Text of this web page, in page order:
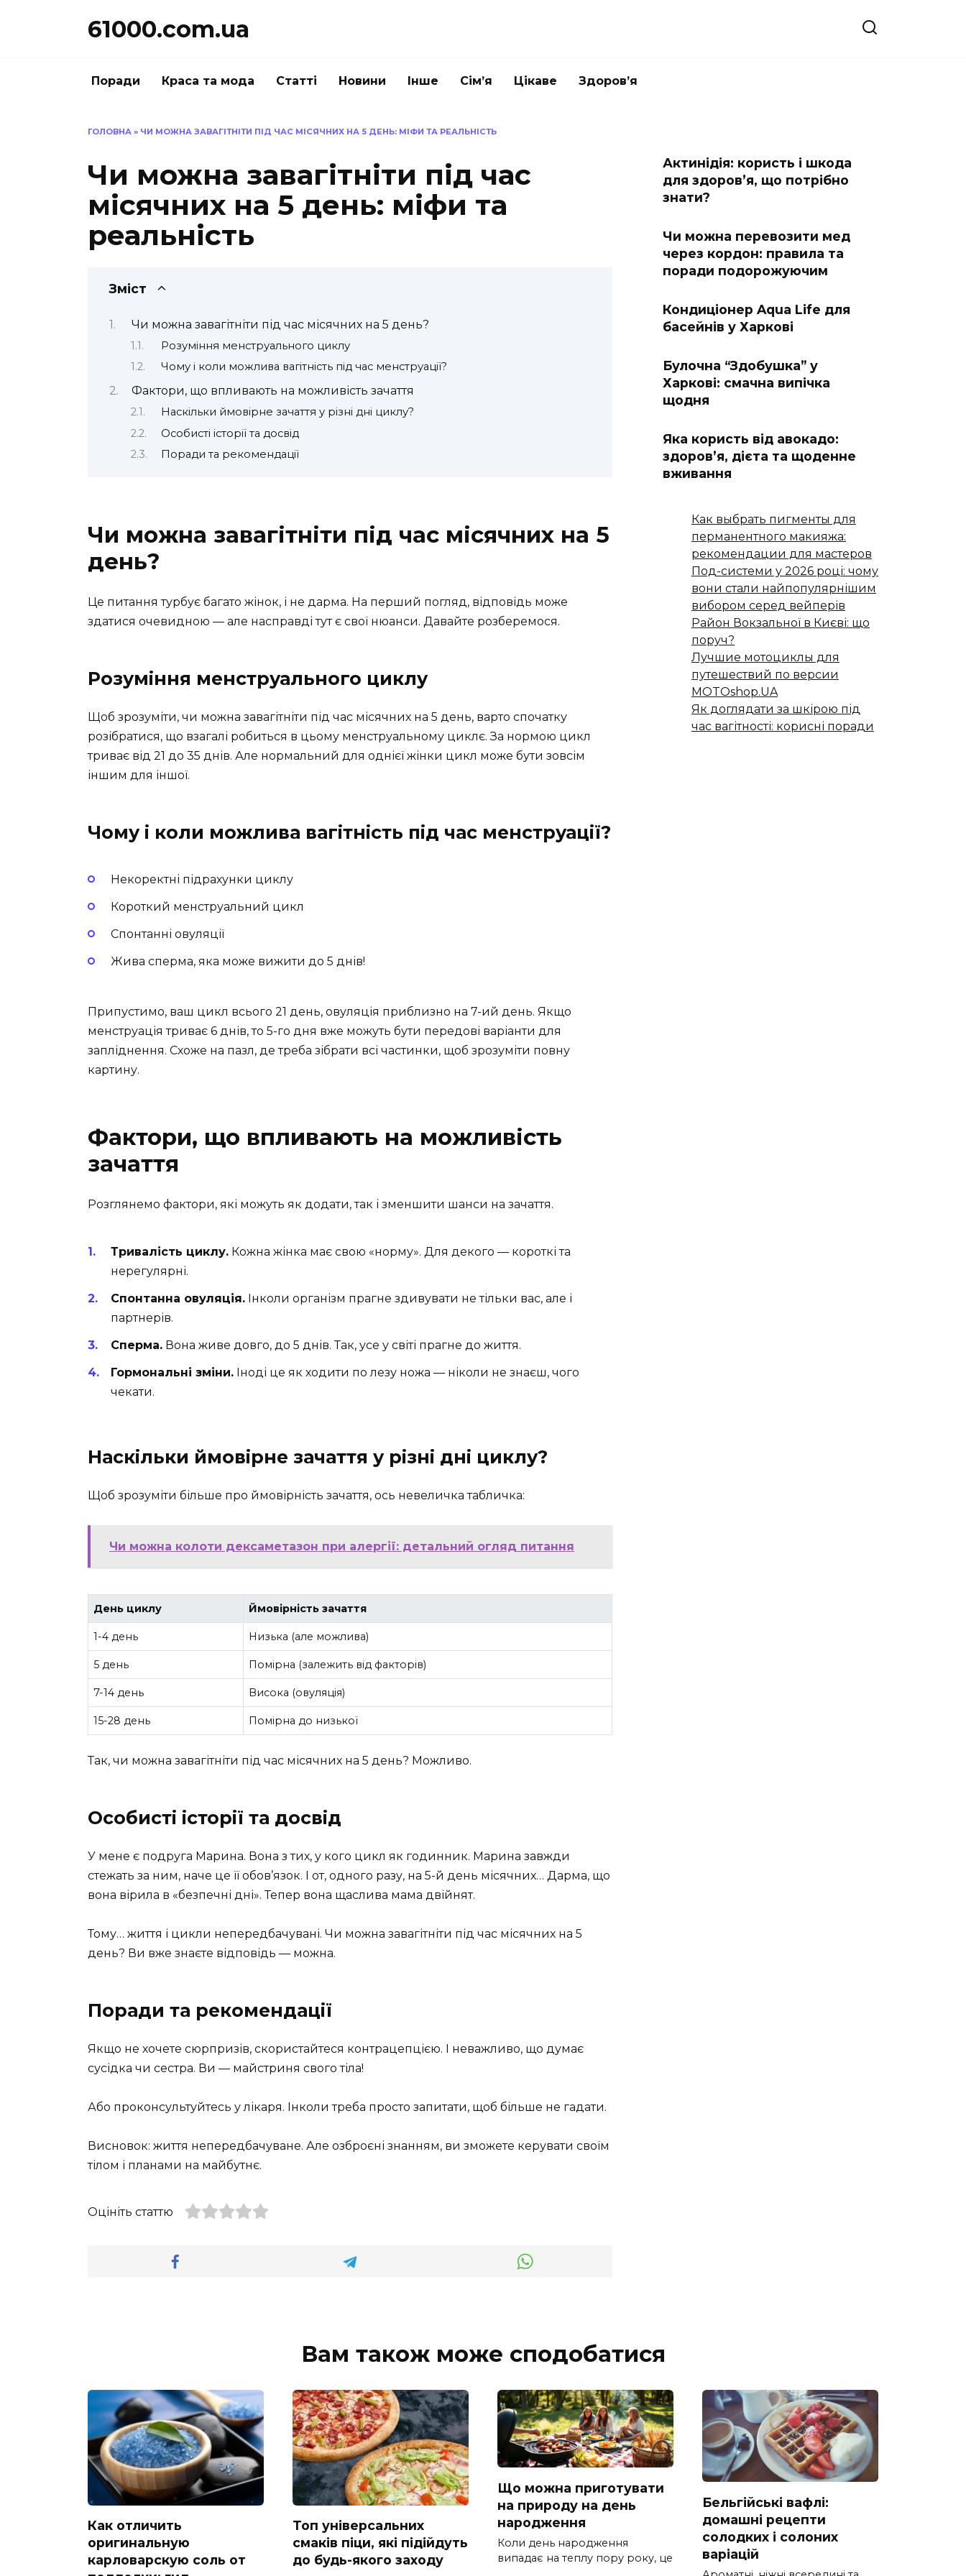
61000.com.ua
Поради Краса та мода Статті Новини Інше Сім’я Цікаве Здоров’я
ГОЛОВНА » ЧИ МОЖНА ЗАВАГІТНІТИ ПІД ЧАС МІСЯЧНИХ НА 5 ДЕНЬ: МІФИ ТА РЕАЛЬНІСТЬ
Чи можна завагітніти під час
місячних на 5 день: міфи та
реальність
Зміст
Чи можна завагітніти під час місячних на 5 день?
Розуміння менструального циклу
Чому і коли можлива вагітність під час менструації?
Фактори, що впливають на можливість зачаття
Наскільки ймовірне зачаття у різні дні циклу?
Особисті історії та досвід
Поради та рекомендації
Чи можна завагітніти під час місячних на 5
день?
Це питання турбує багато жінок, і не дарма. На перший погляд, відповідь може
здатися очевидною — але насправді тут є свої нюанси. Давайте розберемося.
Розуміння менструального циклу
Щоб зрозуміти, чи можна завагітніти під час місячних на 5 день, варто спочатку
розібратися, що взагалі робиться в цьому менструальному циклє. За нормою цикл
триває від 21 до 35 днів. Але нормальний для однієї жінки цикл може бути зовсім
іншим для іншої.
Чому і коли можлива вагітність під час менструації?
Некоректні підрахунки циклу
Короткий менструальний цикл
Спонтанні овуляції
Жива сперма, яка може вижити до 5 днів!
Припустимо, ваш цикл всього 21 день, овуляція приблизно на 7-ий день. Якщо
менструація триває 6 днів, то 5-го дня вже можуть бути передові варіанти для
запліднення. Схоже на пазл, де треба зібрати всі частинки, щоб зрозуміти повну
картину.
Фактори, що впливають на можливість
зачаття
Розглянемо фактори, які можуть як додати, так і зменшити шанси на зачаття.
Тривалість циклу. Кожна жінка має свою «норму». Для декого — короткі та
нерегулярні.
Спонтанна овуляція. Інколи організм прагне здивувати не тільки вас, але і
партнерів.
Сперма. Вона живе довго, до 5 днів. Так, усе у світі прагне до життя.
Гормональні зміни. Іноді це як ходити по лезу ножа — ніколи не знаєш, чого
чекати.
Наскільки ймовірне зачаття у різні дні циклу?
Щоб зрозуміти більше про ймовірність зачаття, ось невеличка табличка:
Чи можна колоти дексаметазон при алергії: детальний огляд питання
День циклу Ймовірність зачаття
1-4 день Низька (але можлива)
5 день Помірна (залежить від факторів)
7-14 день Висока (овуляція)
15-28 день Помірна до низької
Так, чи можна завагітніти під час місячних на 5 день? Можливо.
Особисті історії та досвід
У мене є подруга Марина. Вона з тих, у кого цикл як годинник. Марина завжди
стежать за ним, наче це її обов’язок. І от, одного разу, на 5-й день місячних… Дарма, що
вона вірила в «безпечні дні». Тепер вона щаслива мама двійнят.
Тому… життя і цикли непередбачувані. Чи можна завагітніти під час місячних на 5
день? Ви вже знаєте відповідь — можна.
Поради та рекомендації
Якщо не хочете сюрпризів, скористайтеся контрацепцією. І неважливо, що думає
сусідка чи сестра. Ви — майстриня свого тіла!
Або проконсультуйтесь у лікаря. Інколи треба просто запитати, щоб більше не гадати.
Висновок: життя непередбачуване. Але озброєні знанням, ви зможете керувати своїм
тілом і планами на майбутнє.
Оцініть статтю
Актинідія: користь і шкода
для здоров’я, що потрібно
знати?
Чи можна перевозити мед
через кордон: правила та
поради подорожуючим
Кондиціонер Aqua Life для
басейнів у Харкові
Булочна “Здобушка” у
Харкові: смачна випічка
щодня
Яка користь від авокадо:
здоров’я, дієта та щоденне
вживання
Как выбрать пигменты для
перманентного макияжа:
рекомендации для мастеров
Под-системи у 2026 році: чому
вони стали найпопулярнішим
вибором серед вейперів
Район Вокзальної в Києві: що
поруч?
Лучшие мотоциклы для
путешествий по версии
MOTOshop.UA
Як доглядати за шкірою під
час вагітності: корисні поради
Вам також може сподобатися
Как отличить
оригинальную
карловарскую соль от
Топ універсальних
смаків піци, які підійдуть
до будь-якого заходу
Що можна приготувати
на природу на день
народження
Коли день народження
випадає на теплу пору року, це
Бельгійські вафлі:
домашні рецепти
солодких і солоних
варіацій